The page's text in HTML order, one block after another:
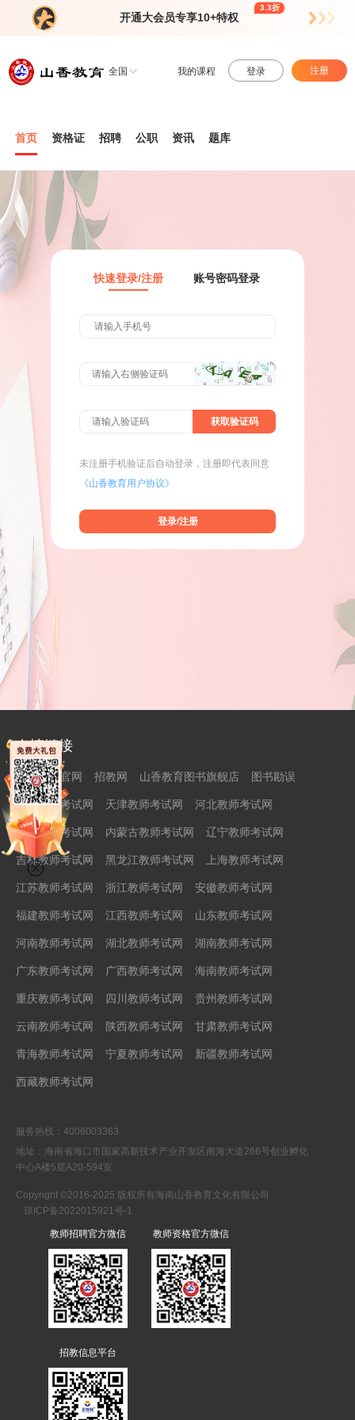
开通大会员专享10+特权
3.3折
全国 我的课程 登录 注册
首页 资格证 招聘 公职 资讯 题库
快速登录/注册 账号密码登录
获取验证码
未注册手机验证后自动登录，注册即代表同意
《山香教育用户协议》
登录/注册
友情链接
山香教育官网 招教网 山香教育图书旗舰店 图书勘误
北京教师考试网 天津教师考试网 河北教师考试网
山西教师考试网 内蒙古教师考试网 辽宁教师考试网
吉林教师考试网 黑龙江教师考试网 上海教师考试网
江苏教师考试网 浙江教师考试网 安徽教师考试网
福建教师考试网 江西教师考试网 山东教师考试网
河南教师考试网 湖北教师考试网 湖南教师考试网
广东教师考试网 广西教师考试网 海南教师考试网
重庆教师考试网 四川教师考试网 贵州教师考试网
云南教师考试网 陕西教师考试网 甘肃教师考试网
青海教师考试网 宁夏教师考试网 新疆教师考试网
西藏教师考试网
服务热线：4006003363
地址：海南省海口市国家高新技术产业开发区南海大道266号创业孵化
中心A楼5层A20-594室
Copyright ©2016-2025 版权所有海南山香教育文化有限公司
琼ICP备2022015921号-1
教师招聘官方微信 教师资格官方微信
招教信息平台